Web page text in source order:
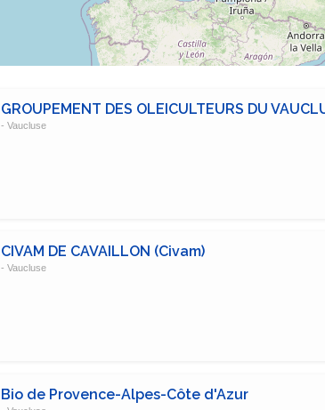
GROUPEMENT DES OLEICULTEURS DU
- Vaucluse
CIVAM DE CAVAILLON (Civam)
- Vaucluse
Bio de Provence-Alpes-Côte d'Azur